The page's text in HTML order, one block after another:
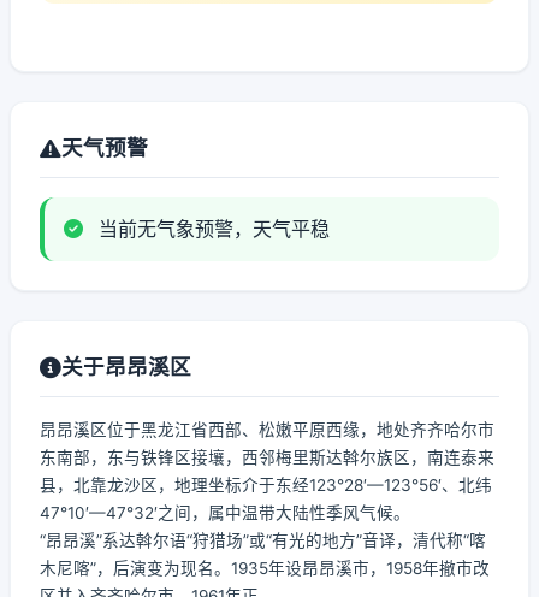
天气预警
当前无气象预警，天气平稳
关于昂昂溪区
昂昂溪区位于黑龙江省西部、松嫩平原西缘，地处齐齐哈尔市
东南部，东与铁锋区接壤，西邻梅里斯达斡尔族区，南连泰来
县，北靠龙沙区，地理坐标介于东经123°28′—123°56′、北纬
47°10′—47°32′之间，属中温带大陆性季风气候。
“昂昂溪”系达斡尔语“狩猎场”或“有光的地方”音译，清代称“喀
木尼喀”，后演变为现名。1935年设昂昂溪市，1958年撤市改